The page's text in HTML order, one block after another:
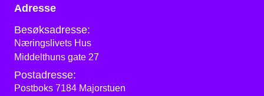
Adresse
Besøksadresse:
Næringslivets Hus
Middelthuns gate 27
Postadresse:
Postboks 7184 Majorstuen